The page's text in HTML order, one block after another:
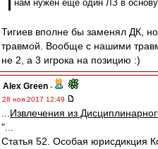
нам нужен еще один ЛЗ в
Тигиев вполне бы заменял ДК,
травмой. Вообще с нашими
не 2, а 3 игрока на позицию :)
Alex Green -
28 ноя 2017 12:49
Извлечения из
"...
Статья 52. Особая юрисдикция